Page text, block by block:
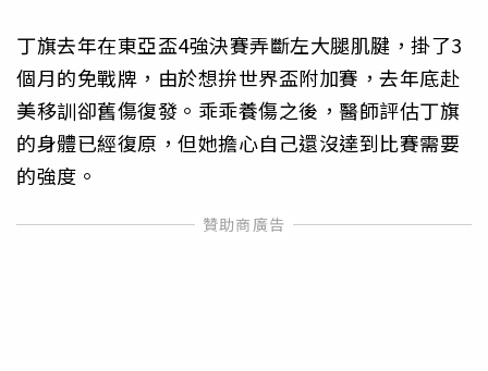
丁旗去年在東亞盃4強決賽弄斷左大腿肌腱，掛了3
個月的免戰牌，由於想拚世界盃附加賽，去年底赴
美移訓卻舊傷復發。乖乖養傷之後，醫師評估丁旗
的身體已經復原，但她擔心自己還沒達到比賽需要
的強度。